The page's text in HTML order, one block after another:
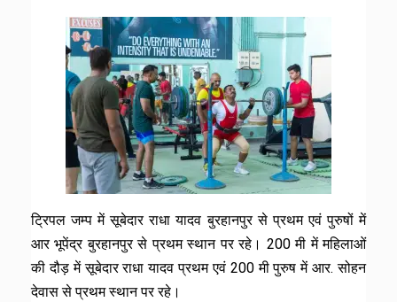
ट्रिपल जम्प में सूबेदार राधा यादव बुरहानपुर से प्रथम एवं पुरुषों में
आर भूपेंद्र बुरहानपुर से प्रथम स्थान पर रहे। 200 मी में महिलाओं
की दौड़ में सूबेदार राधा यादव प्रथम एवं 200 मी पुरुष में आर. सोहन
देवास से प्रथम स्थान पर रहे।